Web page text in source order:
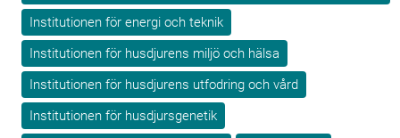
Institutionen för energi och teknik
Institutionen för husdjurens miljö och hälsa
Institutionen för husdjurens utfodring och vård
Institutionen för husdjursgenetik